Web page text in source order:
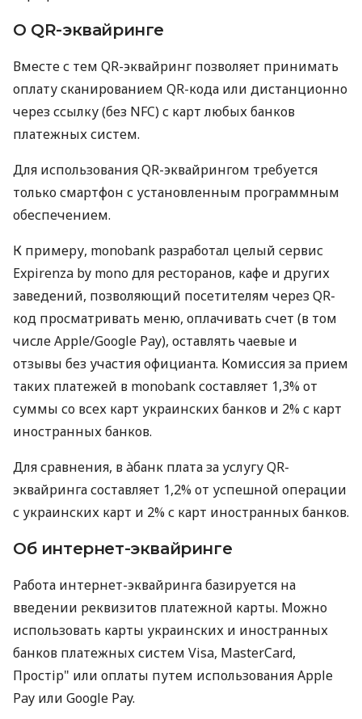
О QR-эквайринге
Вместе с тем QR-эквайринг позволяет принимать
оплату сканированием QR-кода или дистанционно
через ссылку (без NFC) с карт любых банков
платежных систем.
Для использования QR-эквайрингом требуется
только смартфон с установленным программным
обеспечением.
К примеру, monobank разработал целый сервис
Expirenza by mono для ресторанов, кафе и других
заведений, позволяющий посетителям через QR-
код просматривать меню, оплачивать счет (в том
числе Apple/Google Pay), оставлять чаевые и
отзывы без участия официанта. Комиссия за прием
таких платежей в monobank составляет 1,3% от
суммы со всех карт украинских банков и 2% с карт
иностранных банков.
Для сравнения, в àбанк плата за услугу QR-
эквайринга составляет 1,2% от успешной операции
с украинских карт и 2% с карт иностранных банков.
Об интернет-эквайринге
Работа интернет-эквайринга базируется на
введении реквизитов платежной карты. Можно
использовать карты украинских и иностранных
банков платежных систем Visa, MasterCard,
Простір" или оплаты путем использования Apple
Pay или Google Pay.